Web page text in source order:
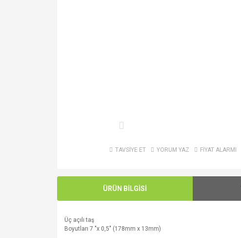
TAVSİYE ET YORUM YAZ FİYAT ALARMI
ÜRÜN BİLGİSİ
Üç açılı taş
Boyutları 7 "x 0,5" (178mm x 13mm)